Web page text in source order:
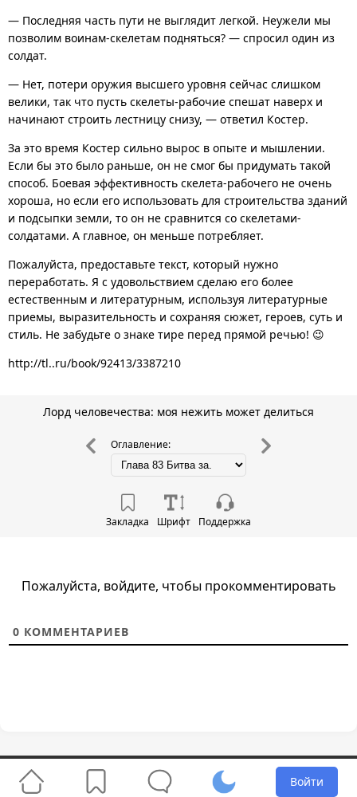
Войти
— Последняя часть пути не выглядит легкой. Неужели мы
позволим воинам-скелетам подняться? — спросил один из
солдат.
— Нет, потери оружия высшего уровня сейчас слишком
велики, так что пусть скелеты-рабочие спешат наверх и
начинают строить лестницу снизу, — ответил Костер.
За это время Костер сильно вырос в опыте и мышлении.
Если бы это было раньше, он не смог бы придумать такой
способ. Боевая эффективность скелета-рабочего не очень
хороша, но если его использовать для строительства зданий
и подсыпки земли, то он не сравнится со скелетами-
солдатами. А главное, он меньше потребляет.
Пожалуйста, предоставьте текст, который нужно
переработать. Я с удовольствием сделаю его более
естественным и литературным, используя литературные
приемы, выразительность и сохраняя сюжет, героев, суть и
стиль. Не забудьте о знаке тире перед прямой речью! 😉
http://tl..ru/book/92413/3387210
Лорд человечества: моя нежить может делиться
Оглавление:
Закладка Шрифт Поддержка
Пожалуйста, войдите, чтобы прокомментировать
0 КОММЕНТАРИЕВ
RanoBox © 2026